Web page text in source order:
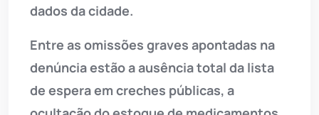
dados da cidade.
Entre as omissões graves apontadas na
denúncia estão a ausência total da lista
de espera em creches públicas, a